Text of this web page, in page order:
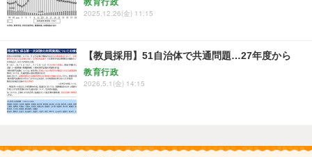
2025.12.26(金) 11:15
【教員採用】51自治体で共通問題…27年度から
教育行政
2026.5.1(金) 14:15